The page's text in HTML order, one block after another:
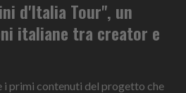
d'Italia Tour", un
italiane tra creator e
i primi contenuti del progetto che